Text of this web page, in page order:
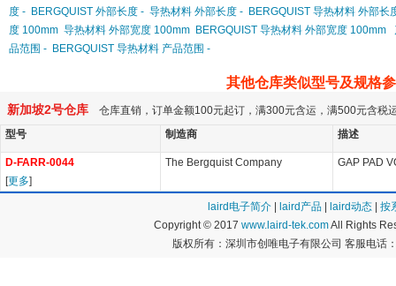
度 - BERGQUIST 外部长度 - 导热材料 外部长度 - BERGQUIST 导热材料 外部长
度 100mm 导热材料 外部宽度 100mm BERGQUIST 导热材料 外部宽度 100mm
品范围 - BERGQUIST 导热材料 产品范围 -
其他仓库类似型号及规格
新加坡2号仓库 仓库直销，订单金额100元起订，满300元含运，满500元含税
型号
制造商 描述
D-FARR-0044
[更多]
The Bergquist Company GAP PAD
laird电子简介 laird产品 laird动态
按
Copyright © 2017 www.laird-tek.comAll Rights
版权所有：深圳市创唯电子有限公司 客服电话